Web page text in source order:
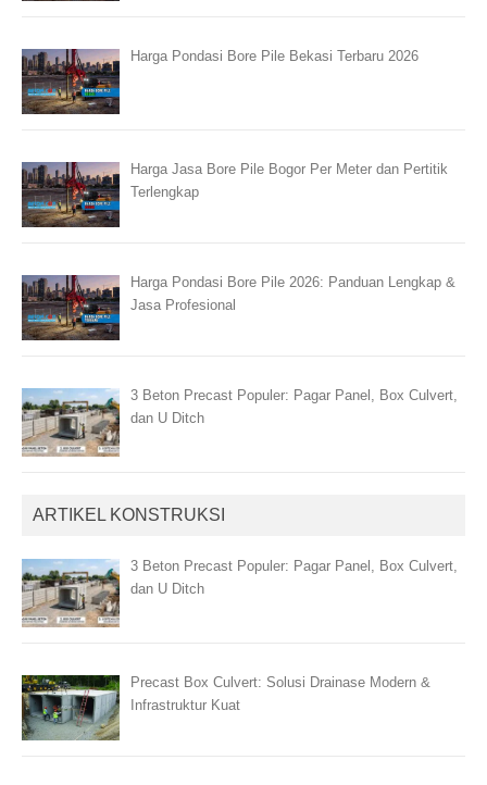
Harga Pondasi Bore Pile Bekasi Terbaru 2026
Harga Jasa Bore Pile Bogor Per Meter dan Pertitik
Terlengkap
Harga Pondasi Bore Pile 2026: Panduan Lengkap &
Jasa Profesional
3 Beton Precast Populer: Pagar Panel, Box Culvert,
dan U Ditch
ARTIKEL KONSTRUKSI
3 Beton Precast Populer: Pagar Panel, Box Culvert,
dan U Ditch
Precast Box Culvert: Solusi Drainase Modern &
Infrastruktur Kuat